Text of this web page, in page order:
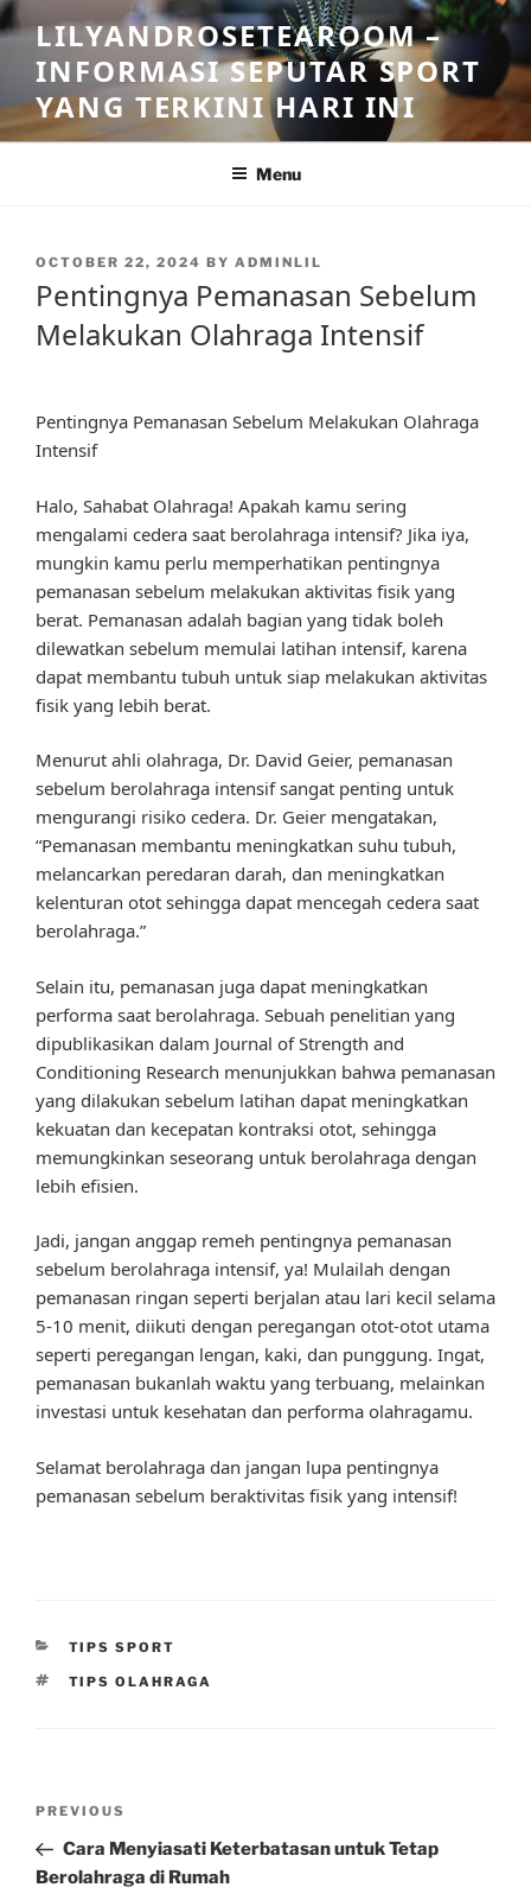
Skip
to
content
LILYANDROSETEAROOM –
INFORMASI SEPUTAR SPORT
YANG TERKINI HARI INI
Menu
POSTED
OCTOBER 22, 2024 BY ADMINLIL
Pentingnya Pemanasan Sebelum
Melakukan Olahraga Intensif
Pentingnya Pemanasan Sebelum Melakukan Olahraga
Intensif
Halo, Sahabat Olahraga! Apakah kamu sering
mengalami cedera saat berolahraga intensif? Jika iya,
mungkin kamu perlu memperhatikan pentingnya
pemanasan sebelum melakukan aktivitas fisik yang
berat. Pemanasan adalah bagian yang tidak boleh
dilewatkan sebelum memulai latihan intensif, karena
dapat membantu tubuh untuk siap melakukan aktivitas
fisik yang lebih berat.
Menurut ahli olahraga, Dr. David Geier, pemanasan
sebelum berolahraga intensif sangat penting untuk
mengurangi risiko cedera. Dr. Geier mengatakan,
“Pemanasan membantu meningkatkan suhu tubuh,
melancarkan peredaran darah, dan meningkatkan
kelenturan otot sehingga dapat mencegah cedera saat
berolahraga.”
Selain itu, pemanasan juga dapat meningkatkan
performa saat berolahraga. Sebuah penelitian yang
dipublikasikan dalam Journal of Strength and
Conditioning Research menunjukkan bahwa pemanasan
yang dilakukan sebelum latihan dapat meningkatkan
kekuatan dan kecepatan kontraksi otot, sehingga
memungkinkan seseorang untuk berolahraga dengan
lebih efisien.
Jadi, jangan anggap remeh pentingnya pemanasan
sebelum berolahraga intensif, ya! Mulailah dengan
pemanasan ringan seperti berjalan atau lari kecil selama
5-10 menit, diikuti dengan peregangan otot-otot utama
seperti peregangan lengan, kaki, dan punggung. Ingat,
pemanasan bukanlah waktu yang terbuang, melainkan
investasi untuk kesehatan dan performa olahragamu.
Selamat berolahraga dan jangan lupa pentingnya
pemanasan sebelum beraktivitas fisik yang intensif!
CATEGORIES
TIPS SPORT
TAGS
TIPS OLAHRAGA
Previous
Post
PREVIOUS
Cara Menyiasati Keterbatasan untuk Tetap
Berolahraga di Rumah